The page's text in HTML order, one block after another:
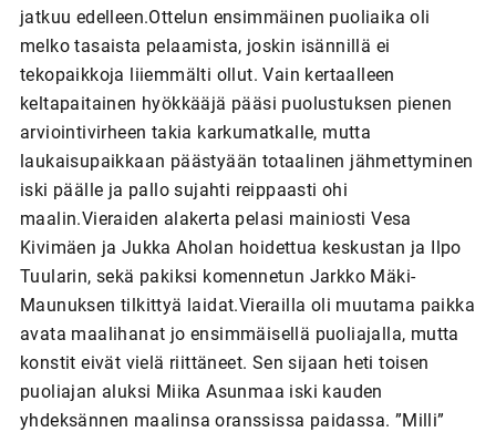
jatkuu edelleen.Ottelun ensimmäinen puoliaika oli
melko tasaista pelaamista, joskin isännillä ei
tekopaikkoja liiemmälti ollut. Vain kertaalleen
keltapaitainen hyökkääjä pääsi puolustuksen pienen
arviointivirheen takia karkumatkalle, mutta
laukaisupaikkaan päästyään totaalinen jähmettyminen
iski päälle ja pallo sujahti reippaasti ohi
maalin.Vieraiden alakerta pelasi mainiosti Vesa
Kivimäen ja Jukka Aholan hoidettua keskustan ja Ilpo
Tuularin, sekä pakiksi komennetun Jarkko Mäki-
Maunuksen tilkittyä laidat.Vierailla oli muutama paikka
avata maalihanat jo ensimmäisellä puoliajalla, mutta
konstit eivät vielä riittäneet. Sen sijaan heti toisen
puoliajan aluksi Miika Asunmaa iski kauden
yhdeksännen maalinsa oranssissa paidassa. ”Milli”